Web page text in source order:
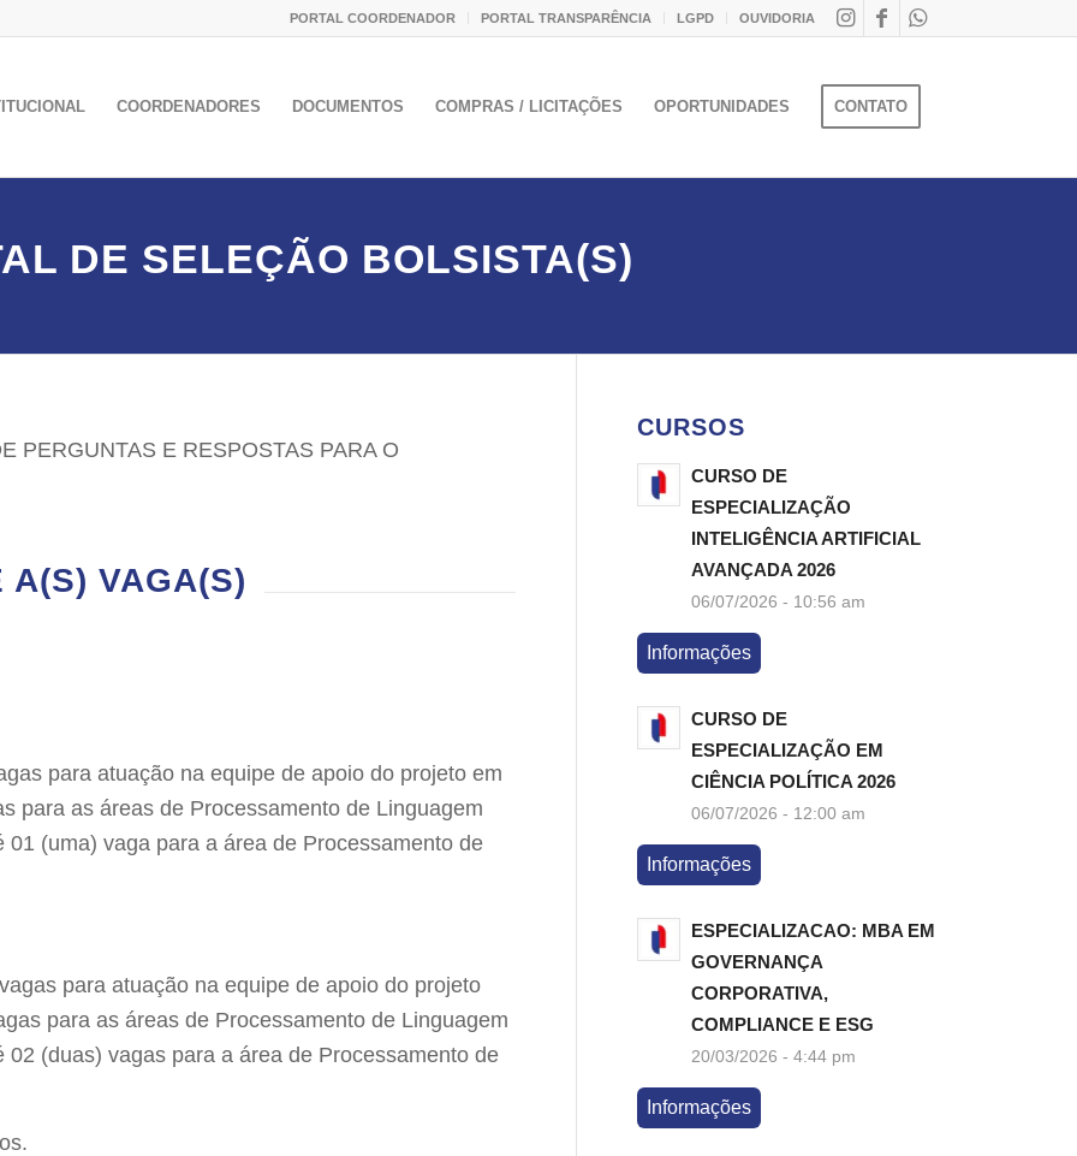
PORTAL COORDENADOR PORTAL TRANSPARÊNCIA LGPD OUVIDORIA
COORDENADORES DOCUMENTOS COMPRAS / LICITAÇÕES OPORTUNIDADES CONTATO
DE SELEÇÃO BOLSISTA(S)
PERGUNTAS E RESPOSTAS PARA O
A(S) VAGA(S)
para atuação na equipe de apoio do projeto em
para as áreas de Processamento de Linguagem
(uma) vaga para a área de Processamento de
para atuação na equipe de apoio do projeto
para as áreas de Processamento de Linguagem
(duas) vagas para a área de Processamento de
CURSOS
CURSO DE
ESPECIALIZAÇÃO
INTELIGÊNCIA ARTIFICIAL
AVANÇADA 2026
06/07/2026 - 10:56 am
Informações
CURSO DE
ESPECIALIZAÇÃO EM
CIÊNCIA POLÍTICA 2026
06/07/2026 - 12:00 am
Informações
ESPECIALIZACAO: MBA EM
GOVERNANÇA
CORPORATIVA,
COMPLIANCE E ESG
20/03/2026 - 4:44 pm
Informações